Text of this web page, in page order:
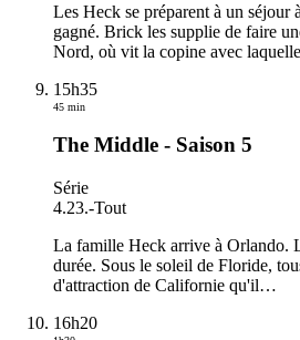
Les Heck se préparent à un séjour
gagné. Brick les supplie de faire
Nord, où vit la copine avec
15h35
45 min
The Middle - Saison 5
Série
4.23.-Tout
La famille Heck arrive à Orlando.
durée. Sous le soleil de Floride,
d'attraction de Californie qu'il…
16h20